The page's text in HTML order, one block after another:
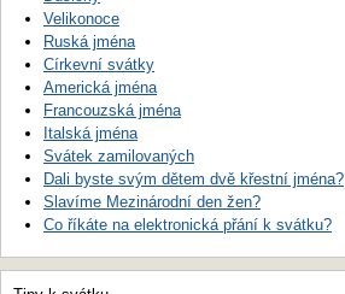
Velikonoce
Ruská jména
Církevní svátky
Americká jména
Francouzská jména
Italská jména
Svátek zamilovaných
Dali byste svým dětem dvě křestní jména?
Slavíme Mezinárodní den žen?
Co říkáte na elektronická přání k svátku?